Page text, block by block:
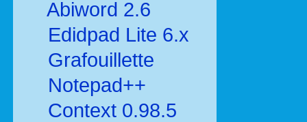
Abiword 2.6
Edidpad Lite 6.x
Grafouillette
Notepad++
Context 0.98.5